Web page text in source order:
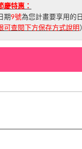
慶特惠：
期9號為您計畫要享用的
可查閱下方保存方式說明